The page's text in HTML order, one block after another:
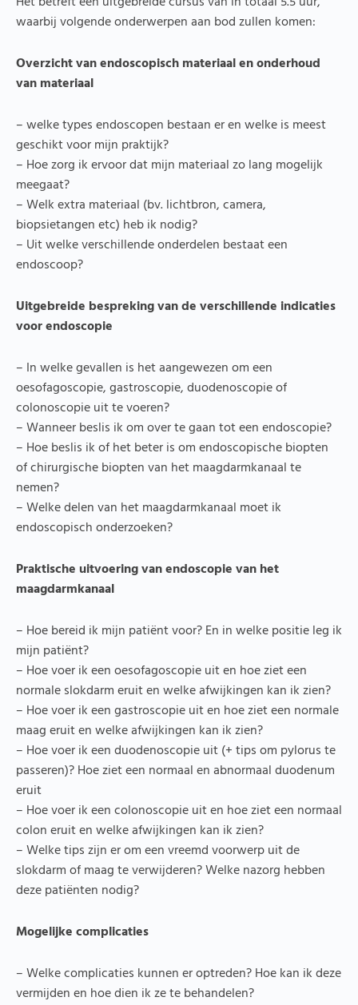
waarbij volgende onderwerpen aan bod zullen komen:
Overzicht van endoscopisch materiaal en onderhoud
van materiaal
– welke types endoscopen bestaan er en welke is meest
geschikt voor mijn praktijk?
– Hoe zorg ik ervoor dat mijn materiaal zo lang mogelijk
meegaat?
– Welk extra materiaal (bv. lichtbron, camera,
biopsietangen etc) heb ik nodig?
– Uit welke verschillende onderdelen bestaat een
endoscoop?
Uitgebreide bespreking van de verschillende indicaties
voor endoscopie
– In welke gevallen is het aangewezen om een
oesofagoscopie, gastroscopie, duodenoscopie of
colonoscopie uit te voeren?
– Wanneer beslis ik om over te gaan tot een endoscopie?
– Hoe beslis ik of het beter is om endoscopische biopten
of chirurgische biopten van het maagdarmkanaal te
nemen?
– Welke delen van het maagdarmkanaal moet ik
endoscopisch onderzoeken?
Praktische uitvoering van endoscopie van het
maagdarmkanaal
– Hoe bereid ik mijn patiënt voor? En in welke positie leg ik
mijn patiënt?
– Hoe voer ik een oesofagoscopie uit en hoe ziet een
normale slokdarm eruit en welke afwijkingen kan ik zien?
– Hoe voer ik een gastroscopie uit en hoe ziet een normale
maag eruit en welke afwijkingen kan ik zien?
– Hoe voer ik een duodenoscopie uit (+ tips om pylorus te
passeren)? Hoe ziet een normaal en abnormaal duodenum
eruit
– Hoe voer ik een colonoscopie uit en hoe ziet een normaal
colon eruit en welke afwijkingen kan ik zien?
– Welke tips zijn er om een vreemd voorwerp uit de
slokdarm of maag te verwijderen? Welke nazorg hebben
deze patiënten nodig?
Mogelijke complicaties
– Welke complicaties kunnen er optreden? Hoe kan ik deze
vermijden en hoe dien ik ze te behandelen?